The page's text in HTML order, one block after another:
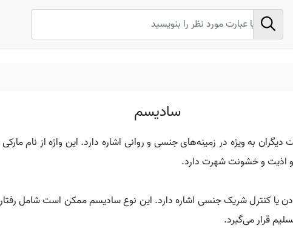
سادیسم
و اذیت و خشونت شهرت دارد.
قرار می‌گیرد.